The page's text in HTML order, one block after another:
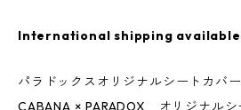
International shipping available
パラドックスオリジナルシートカバー
CABANA × PARADOX オリジナルシ